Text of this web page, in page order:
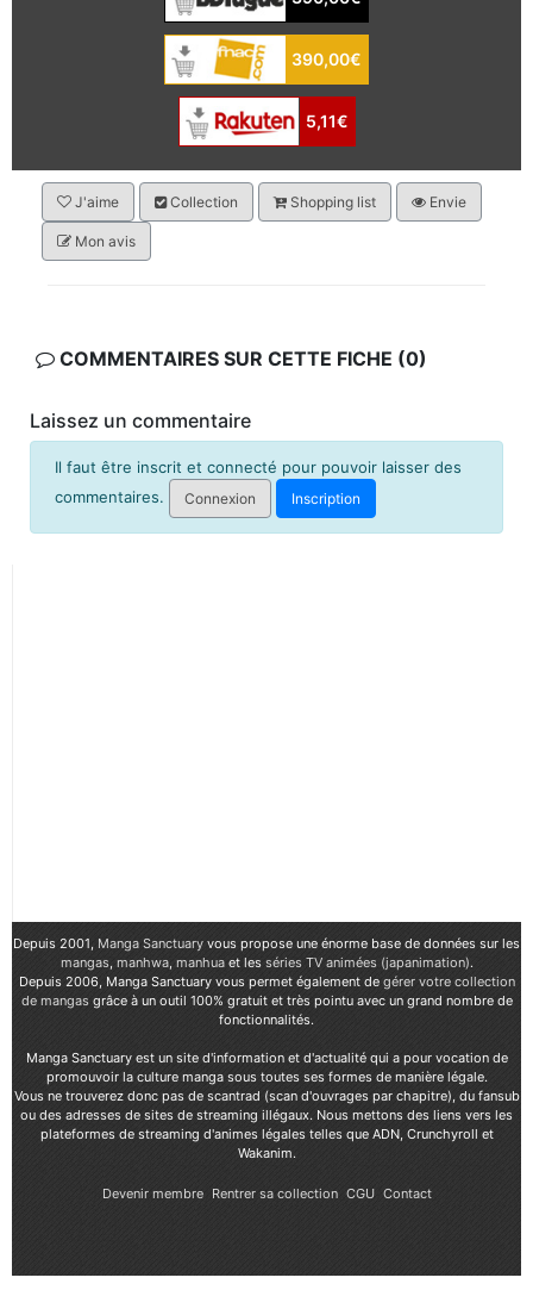
390,00€
5,11€
J'aime Collection Shopping list Envie
Mon avis
COMMENTAIRES SUR CETTE FICHE (0)
Laissez un commentaire
Il faut être inscrit et connecté pour pouvoir laisser des
commentaires.
Connexion Inscription
Depuis 2001, Manga Sanctuary vous propose une énorme base de données sur les
mangas, manhwa, manhuaet les séries TV animées (japanimation).
Depuis 2006, Manga Sanctuary vous permet également de gérer votre collection
de mangasgrâce à un outil 100% gratuit et très pointu avec un grand nombre de
fonctionnalités.
Manga Sanctuary est un site d'information et d'actualité qui a pour vocation de
promouvoir la culture manga sous toutes ses formes de manière légale.
Vous ne trouverez donc pas de scantrad (scan d'ouvrages par chapitre), du fansub
ou des adresses de sites de streaming illégaux. Nous mettons des liens vers les
plateformes de streaming d'animes légales telles que ADN, Crunchyroll et
Wakanim.
Devenir membre Rentrer sa collection CGU Contact